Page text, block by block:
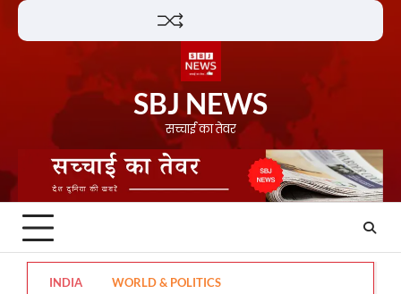
Skip
SBJ NEWS
सच्चाई का तेवर
INDIA WORLD & POLITICS